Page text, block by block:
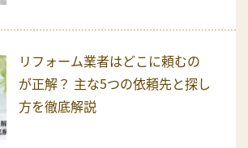
リフォーム業者はどこに頼むの
が正解？ 主な5つの依頼先と探し
方を徹底解説